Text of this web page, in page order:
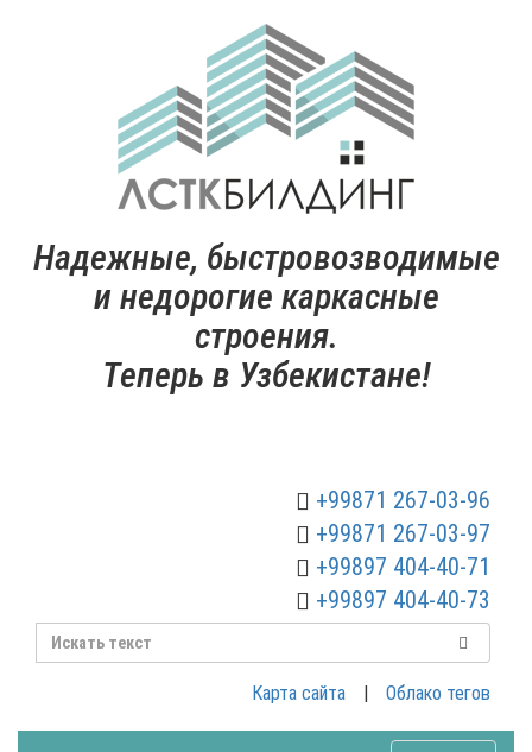
Надежные, быстровозводимые
и недорогие каркасные
строения.
Теперь в Узбекистане!
+99871 267-03-96
+99871 267-03-97
+99897 404-40-71
+99897 404-40-73
Облако тегов
|
Карта сайта